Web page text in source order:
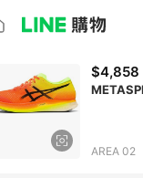
$4,858
AREA 02